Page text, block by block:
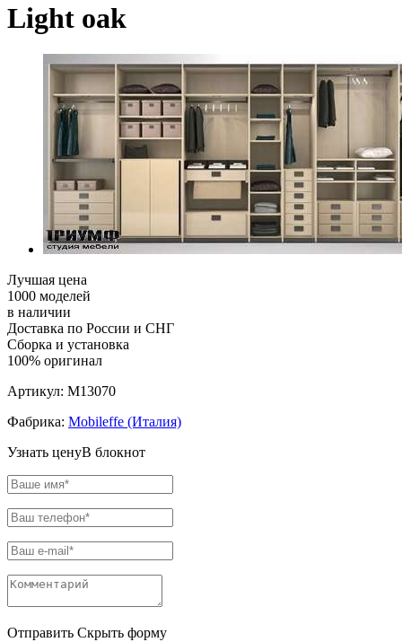
Light oak
Лучшая цена
1000 моделей
в наличии
Доставка по России и СНГ
Сборка и установка
100% оригинал
Артикул: M13070
Фабрика: Mobileffe (Италия)
Узнать ценуВ блокнот
Отправить Скрыть форму